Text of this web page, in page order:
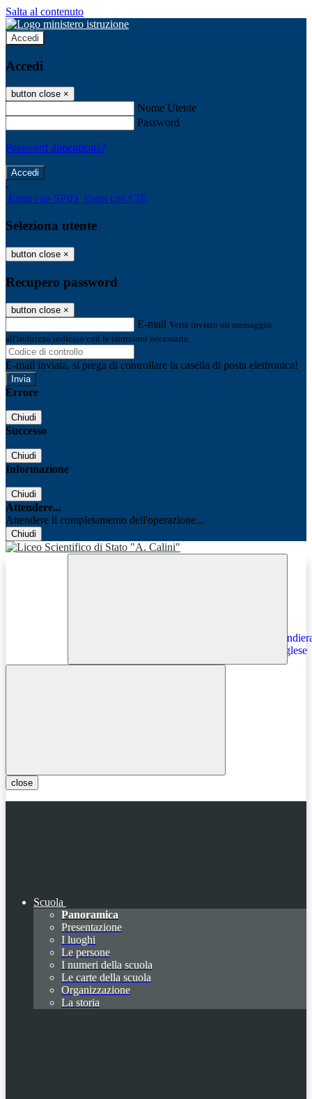
Salta al contenuto
Accedi
Accedi
button close ×
Nome Utente
Password
Password dimenticata?
-
Entra con SPID Entra con CIE
Seleziona utente
button close ×
Recupero password
button close ×
E-mail Verrà inviato un messaggio
all'indirizzo indicato con le istruzioni necessarie.
E-mail inviata, si prega di controllare la casella di posta elettronica!
Errore
Chiudi
Successo
Chiudi
Informazione
Chiudi
Attendere...
Attendere il completamento dell'operazione...
Chiudi
close
Scuola
Panoramica
Presentazione
I luoghi
Le persone
I numeri della scuola
Le carte della scuola
Organizzazione
La storia